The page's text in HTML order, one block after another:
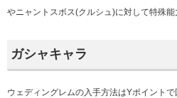
やニャントスボス(クルシュ)に対して特殊能
ガシャキャラ
ウェディングレムの入手方法はYポイント